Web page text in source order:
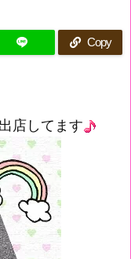
Copy
店してます